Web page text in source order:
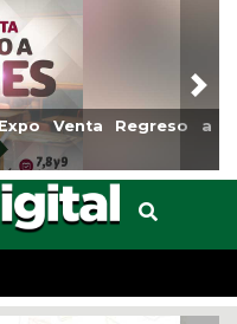
Semiolímpica Zona